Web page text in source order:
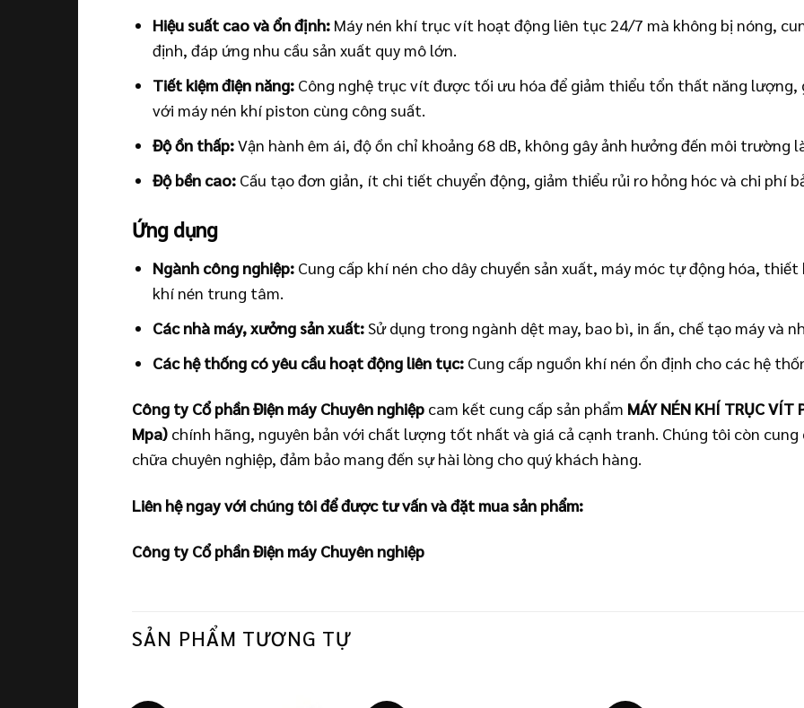
Hiệu suất cao và ổn định: Máy nén khí trục vít hoạt động liên tục 24/7 mà không bị nóng,
định, đáp ứng nhu cầu sản xuất quy mô lớn.
Tiết kiệm điện năng: Công nghệ trục vít được tối ưu hóa để giảm thiểu tổn thất năng lượng,
với máy nén khí piston cùng công suất.
Độ ồn thấp:Vận hành êm ái, độ ồn chỉ khoảng 68 dB, không gây ảnh hưởng đến môi trường
Độ bền cao: Cấu tạo đơn giản, ít chi tiết chuyển động, giảm thiểu rủi ro hỏng hóc và chi phí
Ứng dụng
Ngành công nghiệp: Cung cấp khí nén cho dây chuyền sản xuất, máy móc tự động hóa,
khí nén trung tâm.
Các nhà máy, xưởng sản xuất:Sử dụng trong ngành dệt may, bao bì, in ấn, chế tạo máy và
Các hệ thống có yêu cầu hoạt động liên tục: Cung cấp nguồn khí nén ổn định cho các hệ
Công ty Cổ phần Điện máy Chuyên nghiệp cam kết cung cấp sản phẩm MÁY NÉN KHÍ TRỤC VÍT
Mpa) chính hãng, nguyên bản với chất lượng tốt nhất và giá cả cạnh tranh. Chúng tôi còn cung
chữa chuyên nghiệp, đảm bảo mang đến sự hài lòng cho quý khách hàng.
Liên hệ ngay với chúng tôi để được tư vấn và đặt mua sản phẩm:
Công ty Cổ phần Điện máy Chuyên nghiệp
SẢN PHẨM TƯƠNG TỰ